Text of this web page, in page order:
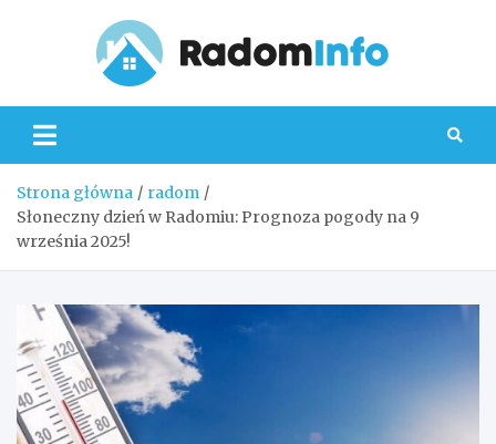
Strona główna
radom
Słoneczny dzień w Radomiu: Prognoza pogody na 9
września 2025!